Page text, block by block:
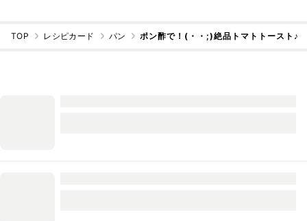
TOP レシピカード パン ポン酢で！(・・;)絶品トマトトースト♪